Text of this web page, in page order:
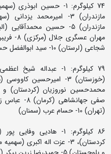
مازندران) 3- امیرمحمد
شجاعی (لرستان) 10- سید ابوالفضل حسینی (سهمیه مازندران)
(تهران) 10- حسام عرب (سمنان)
کردستان)، 3- عزت اله اکبری